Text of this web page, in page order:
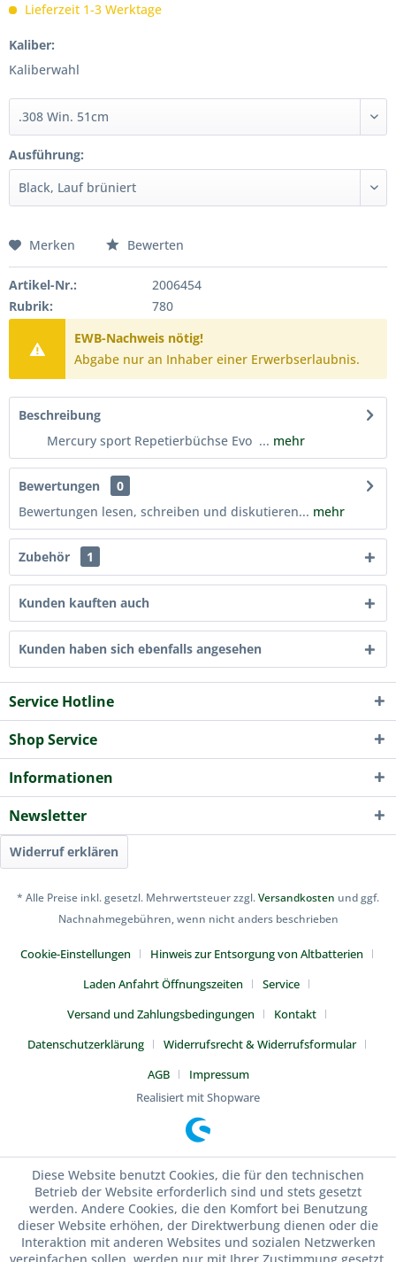
Lieferzeit 1-3 Werktage
Kaliber:
Kaliberwahl
Ausführung:
Merken Bewerten
Artikel-Nr.:
2006454
Rubrik:
780
EWB-Nachweis nötig!
Abgabe nur an Inhaber einer Erwerbserlaubnis.
Beschreibung
Mercury sport Repetierbüchse Evo ... mehr
Bewertungen
0
Bewertungen lesen, schreiben und diskutieren... mehr
Zubehör 1
Kunden kauften auch
Kunden haben sich ebenfalls angesehen
Service Hotline
Shop Service
Informationen
Newsletter
Widerruf erklären
* Alle Preise inkl. gesetzl. Mehrwertsteuer zzgl.Versandkosten und ggf.
Nachnahmegebühren, wenn nicht anders beschrieben
Cookie-Einstellungen
Hinweis zur Entsorgung von Altbatterien
Laden Anfahrt Öffnungszeiten
Service
Versand und Zahlungsbedingungen
Kontakt
Datenschutzerklärung
Widerrufsrecht & Widerrufsformular
AGB
Impressum
Realisiert mit Shopware
Diese Website benutzt Cookies, die für den technischen
Betrieb der Website erforderlich sind und stets gesetzt
werden. Andere Cookies, die den Komfort bei Benutzung
dieser Website erhöhen, der Direktwerbung dienen oder die
Interaktion mit anderen Websites und sozialen Netzwerken